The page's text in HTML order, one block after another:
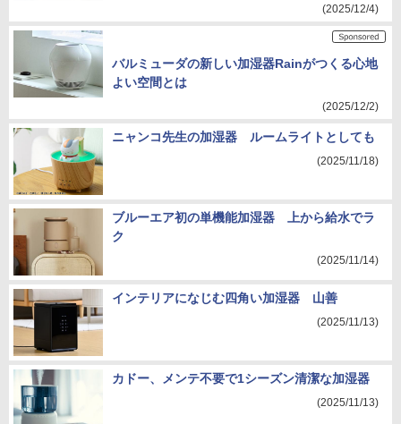
(2025/12/4)
バルミューダの新しい加湿器Rainがつくる心地
よい空間とは
(2025/12/2)
ニャンコ先生の加湿器 ルームライトとしても
(2025/11/18)
ブルーエア初の単機能加湿器 上から給水でラ
ク
(2025/11/14)
インテリアになじむ四角い加湿器 山善
(2025/11/13)
カドー、メンテ不要で1シーズン清潔な加湿器
(2025/11/13)